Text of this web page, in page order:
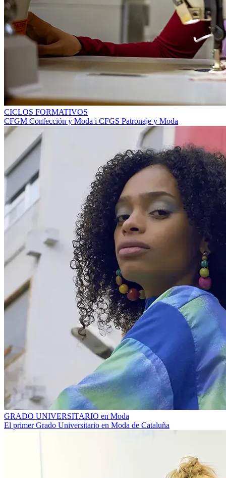
CICLOS FORMATIVOS
CFGM Confección y Moda i CFGS Patronaje y Moda
GRADO UNIVERSITARIO en Moda
El primer Grado Universitario en Moda de Cataluña